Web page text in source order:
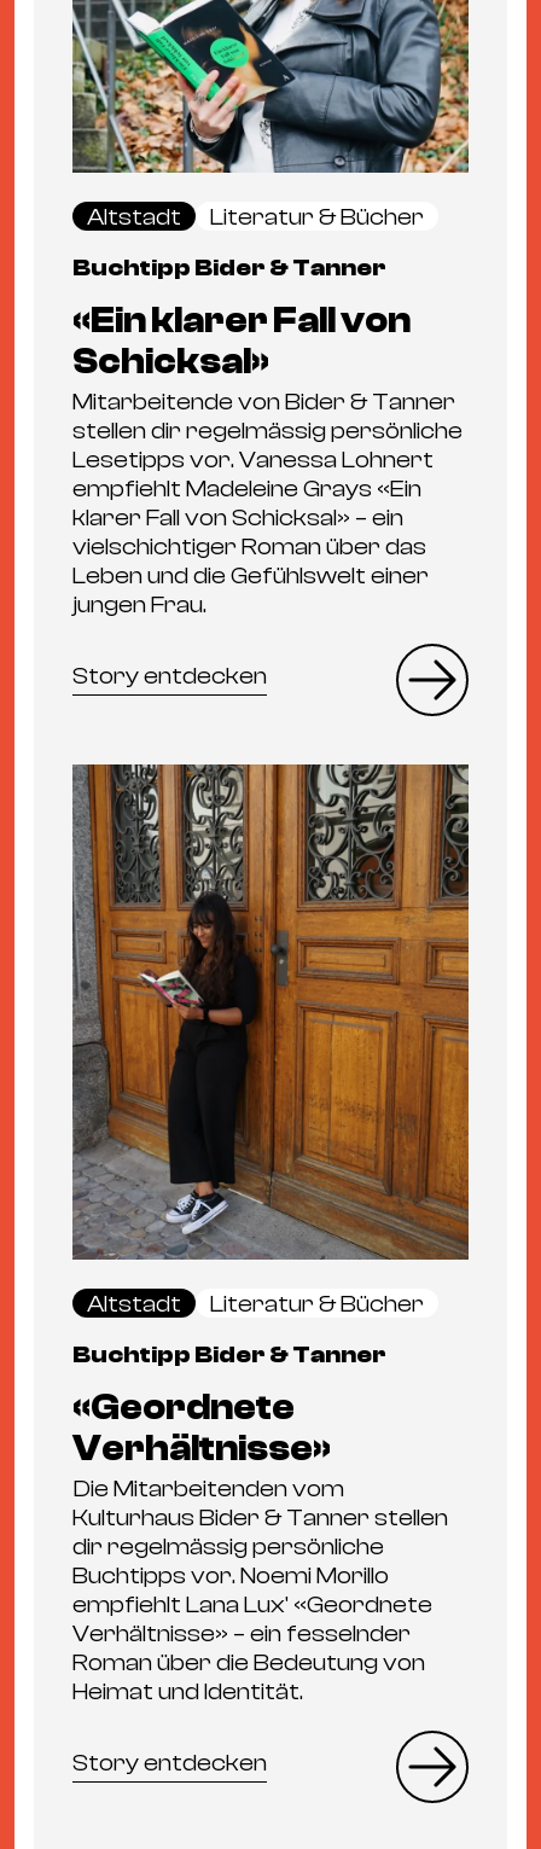
Altstadt
Literatur & Bücher
Buchtipp Bider & Tanner
«Ein klarer Fall von
Schicksal»
Mitarbeitende von Bider & Tanner
stellen dir regelmässig persönliche
Lesetipps vor. Vanessa Lohnert
empfiehlt Madeleine Grays «Ein
klarer Fall von Schicksal» – ein
vielschichtiger Roman über das
Leben und die Gefühlswelt einer
jungen Frau.
Story entdecken
Altstadt
Literatur & Bücher
Buchtipp Bider & Tanner
«Geordnete
Verhältnisse»
Die Mitarbeitenden vom
Kulturhaus Bider & Tanner stellen
dir regelmässig persönliche
Buchtipps vor. Noemi Morillo
empfiehlt Lana Lux' «Geordnete
Verhältnisse» – ein fesselnder
Roman über die Bedeutung von
Heimat und Identität.
Story entdecken